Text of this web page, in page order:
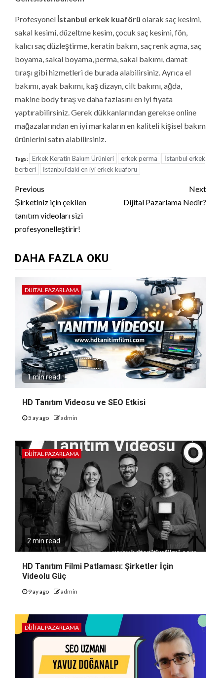
Profesyonel İstanbul erkek kuaförü olarak saç kesimi,
sakal kesimi, düzeltme kesim, çocuk saç kesimi, fön,
kalıcı saç düzleştirme, keratin bakım, saç renk açma, saç
boyama, sakal boyama, perma, sakal bakımı, damat
tıraşı gibi hizmetleri de burada alabilirsiniz. Ayrıca el
bakımı, ayak bakımı, kaş dizayn, cilt bakımı, ağda,
makine body tıraş ve daha fazlasını en iyi fiyata
yaptırabilirsiniz. Gerek dükkanlarından gerekse online
mağazalarından en iyi markaların en kaliteli kişisel bakım
ürünlerini satın alabilirsiniz.
Tags: Erkek Keratin Bakım Ürünleri erkek perma
İstanbul erkek
berberi
İstanbul'daki en iyi erkek kuaförü
Continue
Reading
Previous
Şirketiniz için çekilen
tanıtım videoları sizi
profesyonelleştirir!
Next
Dijital Pazarlama Nedir?
DAHA FAZLA OKU
DIJITAL PAZARLAMA
1 min read
HD Tanıtım Videosu ve SEO Etkisi
5 ay ago admin
DIJITAL PAZARLAMA
2 min read
HD Tanıtım Filmi Patlaması: Şirketler İçin
Videolu Güç
9 ay ago admin
DIJITAL PAZARLAMA